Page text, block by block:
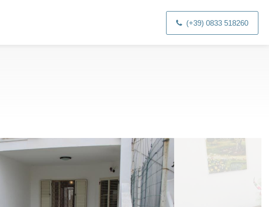
(+39) 0833 518260